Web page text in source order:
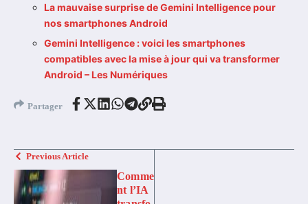
La mauvaise surprise de Gemini Intelligence pour
nos smartphones Android
Gemini Intelligence : voici les smartphones
compatibles avec la mise à jour qui va transformer
Android – Les Numériques
Partager
Previous Article
Comme
nt l’IA